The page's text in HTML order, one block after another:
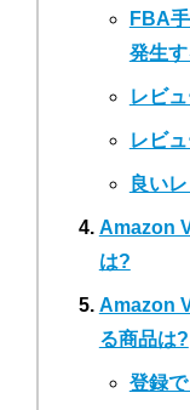
FBA
発生
レビ
レビ
良い
Amazon
は?
Amazon
る商品は?
登録